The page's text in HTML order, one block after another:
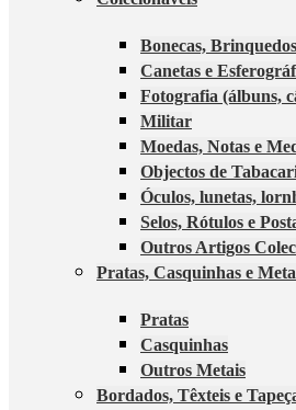
Bonecas,
Canetas e
Fotografia (álbuns,
Militar
Moedas, Notas e
Objectos de
Óculos, lunetas,
Selos, Rótulos e
Outros Artigos
Pratas, Casquinhas e
Pratas
Casquinhas
Outros Metais
Bordados, Têxteis e